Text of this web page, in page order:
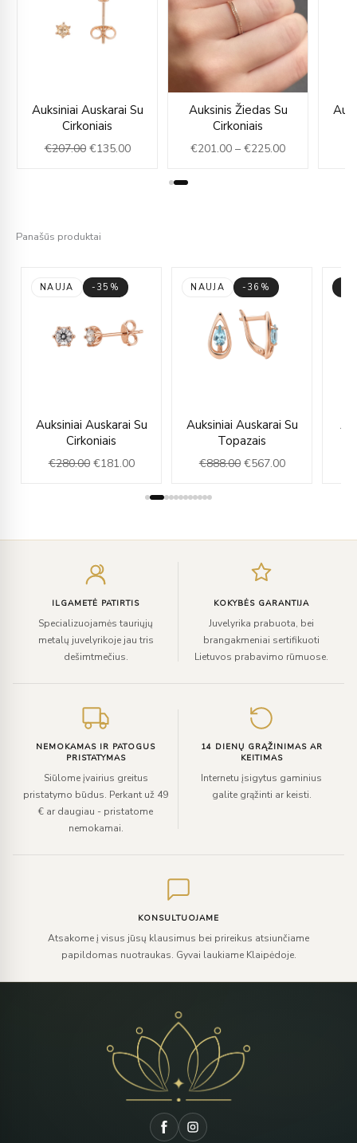
Auksiniai Auskarai Su
Cirkoniais
€207.00
price
was:
€207.00.
€135.00
price
€135.00.
Auksinis Žiedas Su
Cirkoniais
€201.00 – €225.00
range:
through
Panašūs produktai
NAUJA -35%
Auksiniai Auskarai Su
Cirkoniais
€280.00
price
was:
€280.00.
€181.00
price
€181.00.
NAUJA -36%
Auksiniai Auskarai Su
Topazais
€888.00
price
was:
€888.00.
€567.00
price
€567.00.
ILGAMETĖ PATIRTIS
Specializuojamės tauriųjų
metalų juvelyrikoje jau tris
dešimtmečius.
KOKYBĖS GARANTIJA
Juvelyrika prabuota, bei
brangakmeniai sertifikuoti
Lietuvos prabavimo rūmuose.
NEMOKAMAS IR PATOGUS
PRISTATYMAS
Siūlome įvairius greitus
pristatymo būdus. Perkant už 49
€ ar daugiau - pristatome
nemokamai.
14 DIENŲ GRĄŽINIMAS AR
KEITIMAS
Internetu įsigytus gaminius
galite grąžinti ar keisti.
KONSULTUOJAME
Atsakome į visus jūsų klausimus bei prireikus atsiunčiame
papildomas nuotraukas. Gyvai laukiame Klaipėdoje.